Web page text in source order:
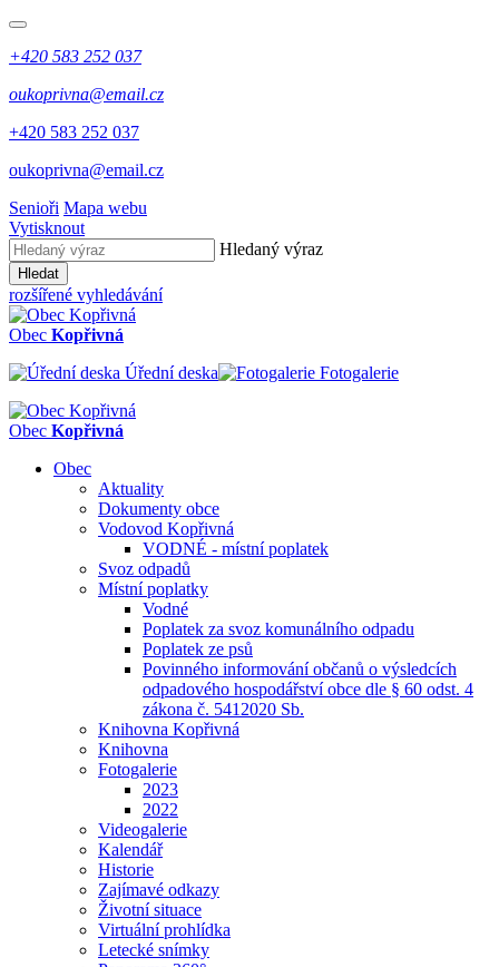
+420 583 252 037
oukoprivna@email.cz
+420 583 252 037
oukoprivna@email.cz
Senioři Mapa webu
Vytisknout
Hledaný výraz
Hledat
rozšířené vyhledávání
Obec Kopřivná
Úřední deska
Fotogalerie
Obec Kopřivná
Obec
Aktuality
Dokumenty obce
Vodovod Kopřivná
VODNÉ - místní poplatek
Svoz odpadů
Místní poplatky
Vodné
Poplatek za svoz komunálního odpadu
Poplatek ze psů
Povinného informování občanů o výsledcích
odpadového hospodářství obce dle § 60 odst. 4
zákona č. 5412020 Sb.
Knihovna Kopřivná
Knihovna
Fotogalerie
2023
2022
Videogalerie
Kalendář
Historie
Zajímavé odkazy
Životní situace
Virtuální prohlídka
Letecké snímky